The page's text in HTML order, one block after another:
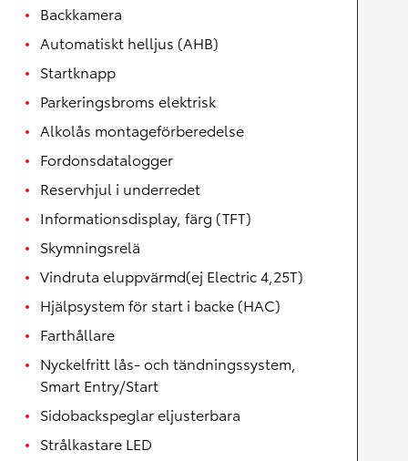
Backkamera
Automatiskt helljus (AHB)
Startknapp
Parkeringsbroms elektrisk
Alkolås montageförberedelse
Fordonsdatalogger
Reservhjul i underredet
Informationsdisplay, färg (TFT)
Skymningsrelä
Vindruta eluppvärmd(ej Electric 4,25T)
Hjälpsystem för start i backe (HAC)
Farthållare
Nyckelfritt lås- och tändningssystem,
Smart Entry/Start
Sidobackspeglar eljusterbara
Strålkastare LED